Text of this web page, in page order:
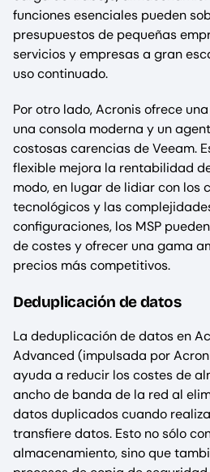
funciones esenciales pueden
presupuestos de pequeñas
servicios y empresas a gran
uso continuado.
Por otro lado, Acronis ofrece
una consola moderna y un
costosas carencias de Veeam.
flexible mejora la rentabilidad
modo, en lugar de lidiar con los
tecnológicos y las
configuraciones, los MSP
de costes y ofrecer una gama
precios más competitivos.
Deduplicación de datos
La deduplicación de datos en
Advanced (impulsada por
ayuda a reducir los costes de
ancho de banda de la red al
datos duplicados cuando
transfiere datos. Esto no sólo
almacenamiento, sino que